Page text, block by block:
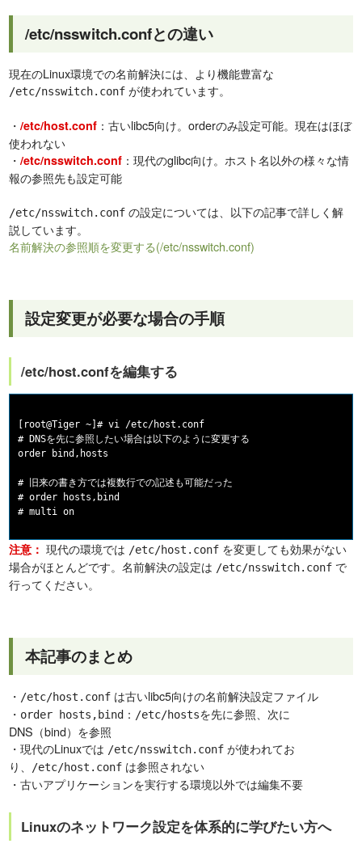
/etc/nsswitch.confとの違い
現在のLinux環境での名前解決には、より機能豊富な
/etc/nsswitch.conf が使われています。
・/etc/host.conf ：古いlibc5向け。orderのみ設定可能。現在はほぼ
使われない
・/etc/nsswitch.conf ：現代のglibc向け。ホスト名以外の様々な情
報の参照先も設定可能
/etc/nsswitch.conf の設定については、以下の記事で詳しく解
説しています。
名前解決の参照順を変更する(/etc/nsswitch.conf)
設定変更が必要な場合の手順
/etc/host.confを編集する
[root@Tiger ~]# vi /etc/host.conf
# DNSを先に参照したい場合は以下のように変更する
order bind,hosts
# 旧来の書き方では複数行での記述も可能だった
# order hosts,bind
注意： 現代の環境では /etc/host.conf を変更しても効果がない
場合がほとんどです。名前解決の設定は /etc/nsswitch.conf で
行ってください。
本記事のまとめ
・ /etc/host.conf は古いlibc5向けの名前解決設定ファイル
・ order hosts,bind ： /etc/hostsを先に参照、次に
DNS（bind）を参照
・現代のLinuxでは /etc/nsswitch.conf が使われてお
り、
/etc/host.conf は参照されない
・古いアプリケーションを実行する環境以外では編集不要
Linuxのネットワーク設定を体系的に学びたい方へ